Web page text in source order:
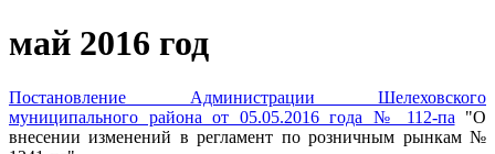
май 2016 год
Постановление Администрации Шелеховского
муниципального района от 05.05.2016 года № 112-па "О
внесении изменений в регламент по розничным рынкам №